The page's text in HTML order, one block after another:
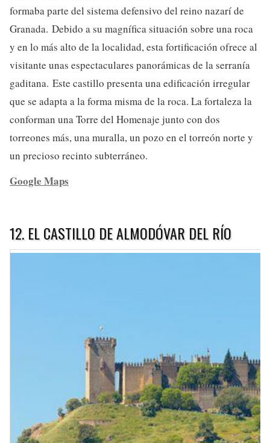
formaba parte del sistema defensivo del reino nazarí de
Granada. Debido a su magnífica situación sobre una roca
y en lo más alto de la localidad, esta fortificación ofrece al
visitante unas espectaculares panorámicas de la serranía
gaditana. Este castillo presenta una edificación irregular
que se adapta a la forma misma de la roca. La fortaleza la
conforman una Torre del Homenaje junto con dos
torreones más, una muralla, un pozo en el torreón norte y
un precioso recinto subterráneo.
Google Maps
12. EL CASTILLO DE ALMODÓVAR DEL RÍO